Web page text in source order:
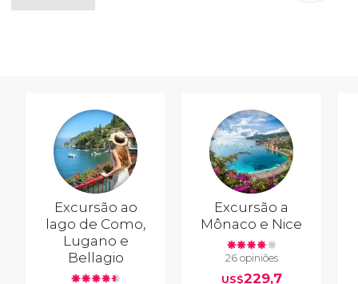
Excursão ao
lago de Como,
Lugano e
Bellagio
Excursão a
Mônaco e Nice
26 opiniões
US$229,7